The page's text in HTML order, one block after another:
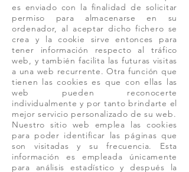
es enviado con la finalidad de solicitar
permiso para almacenarse en su
ordenador, al aceptar dicho fichero se
crea y la cookie sirve entonces para
tener información respecto al tráfico
web, y también facilita las futuras visitas
a una web recurrente. Otra función que
tienen las cookies es que con ellas las
web pueden reconocerte
individualmente y por tanto brindarte el
mejor servicio personalizado de su web.
Nuestro sitio web emplea las cookies
para poder identificar las páginas que
son visitadas y su frecuencia. Esta
información es empleada únicamente
para análisis estadístico y después la